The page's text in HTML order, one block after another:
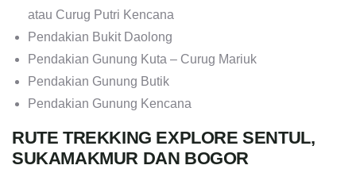
atau Curug Putri Kencana
Pendakian Bukit Daolong
Pendakian Gunung Kuta – Curug Mariuk
Pendakian Gunung Butik
Pendakian Gunung Kencana
RUTE TREKKING EXPLORE SENTUL,
SUKAMAKMUR DAN BOGOR